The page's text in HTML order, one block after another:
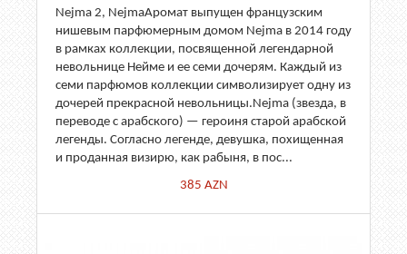
Nejma 2, NejmaАромат выпущен французским
нишевым парфюмерным домом Nejma в 2014 году
в рамках коллекции, посвященной легендарной
невольнице Нейме и ее семи дочерям. Каждый из
семи парфюмов коллекции символизирует одну из
дочерей прекрасной невольницы.Nejma (звезда, в
переводе с арабского) — героиня старой арабской
легенды. Согласно легенде, девушка, похищенная
и проданная визирю, как рабыня, в пос...
385 AZN